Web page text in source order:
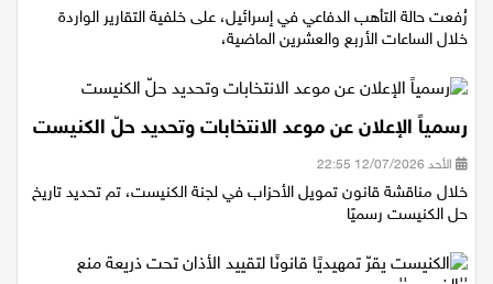
رُفعت حالة التأهب الدفاعي في إسرائيل، على خلفية التقارير الواردة
خلال الساعات الأربع والعشرين الماضية،
رسمياً الإعلان عن موعد الانتخابات وتحديد حلّ الكنيست
الأحد 12/07/2026 22:55
خلال مناقشة قانون تمويل الأحزاب في لجنة الكنيست، تم تحديد تاريخ
حل الكنيست رسميًا